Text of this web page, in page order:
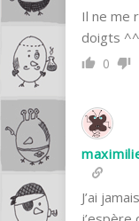
Il ne me
doigts ^^
0
J’ai